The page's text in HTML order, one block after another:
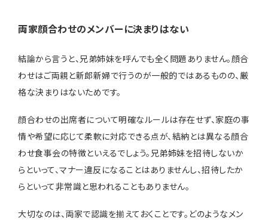
両家顔合わせのメンバーに決まりはない
結論から言うと、兄弟姉妹を呼んでも全く問題ありません。顔合
わせはご両親と新郎新婦で行うのが一般的ではあるものの、厳
格な決まりはないためです。
顔合わせの出席者について明確なルールは存在せず、家庭の事
情や希望に応じて柔軟に対応できる点が、結納とは異なる顔合
わせ食事会の特徴といえるでしょう。兄弟姉妹を招待しないか
らといって、マナー違反になることはありませんし、招待したか
らといって非常識と思われることもありません。
大切なのは、両家で認識を揃えておくことです。どのようなメン